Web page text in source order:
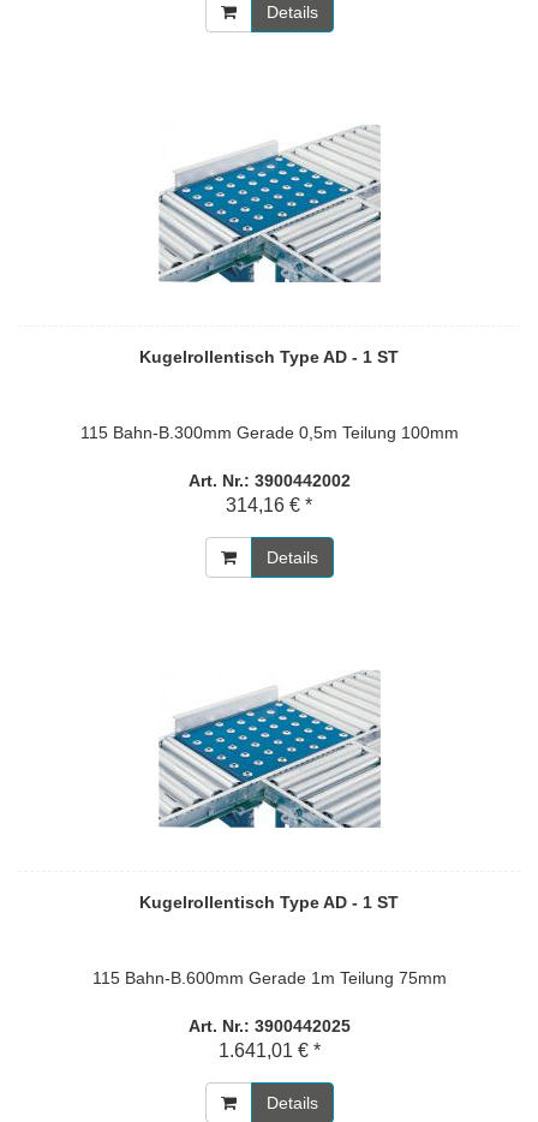
Details
Kugelrollentisch Type AD - 1 ST
115 Bahn-B.300mm Gerade 0,5m Teilung 100mm
Art. Nr.: 3900442002
314,16 € *
Details
Kugelrollentisch Type AD - 1 ST
115 Bahn-B.600mm Gerade 1m Teilung 75mm
Art. Nr.: 3900442025
1.641,01 € *
Details